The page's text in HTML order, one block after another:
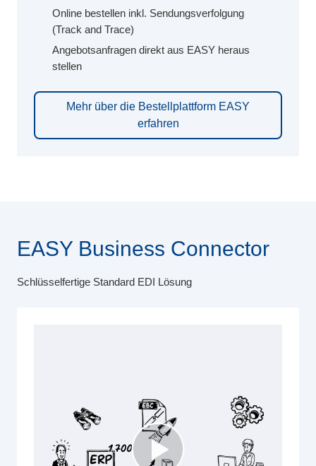
Online bestellen inkl. Sendungsverfolgung
(Track and Trace)
Angebotsanfragen direkt aus EASY heraus
stellen
Mehr über die Bestellplattform EASY
erfahren
EASY Business Connector
Schlüsselfertige Standard EDI Lösung